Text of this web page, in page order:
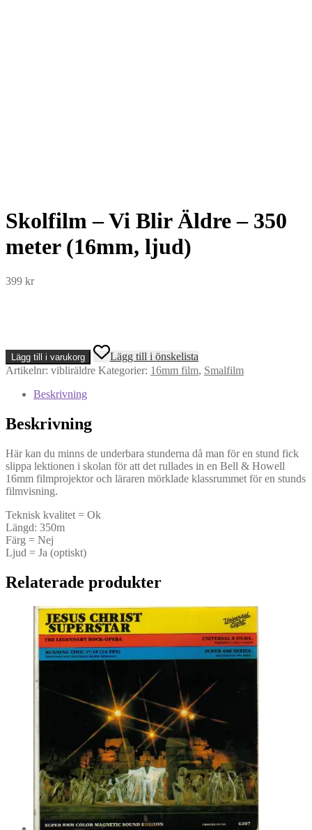
Skolfilm – Vi Blir Äldre – 350
meter (16mm, ljud)
399 kr
Skolfilm
-
Vi
Äldre
350
(16mm,
ljud)
mängd
Lägg till i varukorg
Lägg till i önskelista
Artikelnr: vibliräldre Kategorier: 16mm film, Smalfilm
Beskrivning
Beskrivning
Här kan du minns de underbara stunderna då man för en stund fick
slippa lektionen i skolan för att det rullades in en Bell & Howell
16mm filmprojektor och läraren mörklade klassrummet för en stunds
filmvisning.
Teknisk kvalitet = Ok
Längd: 350m
Färg = Nej
Ljud = Ja (optiskt)
Relaterade produkter